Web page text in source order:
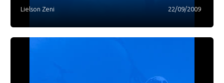
Lielson Zeni 22/09/2009